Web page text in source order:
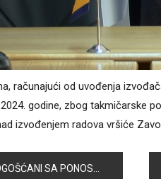
računajući od uvođenja
godine, zbog takmičarske
izvođenjem radova vršiće
ZIMSKIH OLIMPIJSKIH IGARA U SARAJEVU